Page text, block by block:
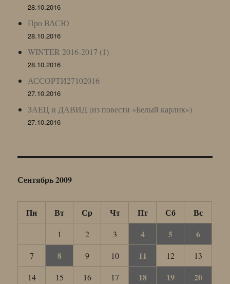
28.10.2016
Про ВАСЮ
28.10.2016
WINTER 2016-2017 (1)
28.10.2016
АССОРТИ27102016
27.10.2016
ЗАЕЦ и ДАВИД (из повести «Белый карлик»)
27.10.2016
Сентябрь 2009
Пн Вт Ср Чт Пт Сб Вс
1 2 3 4 5 6
7 8 9 10 11 12
13
14
15 16 17 18 19
20